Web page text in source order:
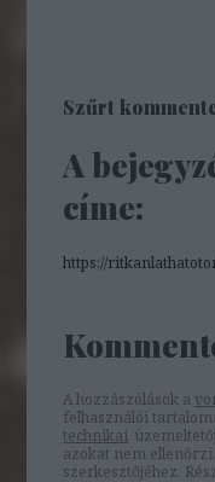
Szűrt
A
címe:
A hozzászólások a
felhasználói
technikai
azokat nem
szerkesztőjéhez.